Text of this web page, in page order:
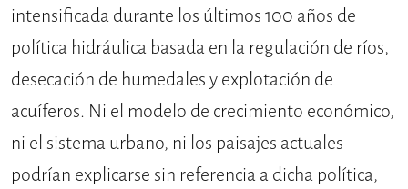
intensificada durante los últimos 100 años de
política hidráulica basada en la regulación de ríos,
desecación de humedales y explotación de
acuíferos. Ni el modelo de crecimiento económico,
ni el sistema urbano, ni los paisajes actuales
podrían explicarse sin referencia a dicha política,